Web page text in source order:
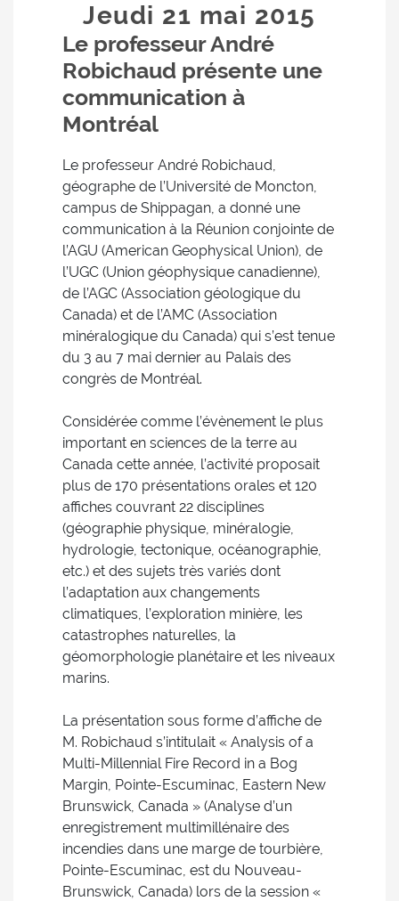
Jeudi 21 mai 2015
Le professeur André
Robichaud présente une
communication à
Montréal
Le professeur André Robichaud,
géographe de l’Université de Moncton,
campus de Shippagan, a donné une
communication à la Réunion conjointe de
l’AGU (American Geophysical Union), de
l’UGC (Union géophysique canadienne),
de l’AGC (Association géologique du
Canada) et de l’AMC (Association
minéralogique du Canada) qui s’est tenue
du 3 au 7 mai dernier au Palais des
congrès de Montréal.
Considérée comme l’évènement le plus
important en sciences de la terre au
Canada cette année, l’activité proposait
plus de 170 présentations orales et 120
affiches couvrant 22 disciplines
(géographie physique, minéralogie,
hydrologie, tectonique, océanographie,
etc.) et des sujets très variés dont
l’adaptation aux changements
climatiques, l’exploration minière, les
catastrophes naturelles, la
géomorphologie planétaire et les niveaux
marins.
La présentation sous forme d’affiche de
M. Robichaud s’intitulait « Analysis of a
Multi-Millennial Fire Record in a Bog
Margin, Pointe-Escuminac, Eastern New
Brunswick, Canada » (Analyse d’un
enregistrement multimillénaire des
incendies dans une marge de tourbière,
Pointe-Escuminac, est du Nouveau-
Brunswick, Canada) lors de la session «